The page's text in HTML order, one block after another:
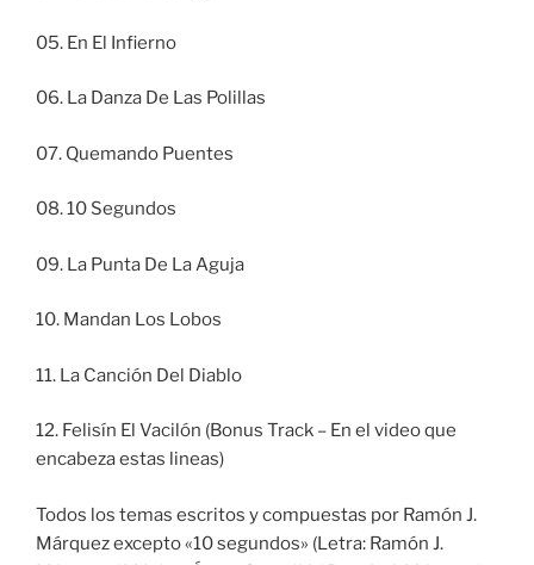
05. En El Infierno
06. La Danza De Las Polillas
07. Quemando Puentes
08. 10 Segundos
09. La Punta De La Aguja
10. Mandan Los Lobos
11. La Canción Del Diablo
12. Felisín El Vacilón (Bonus Track – En el video que
encabeza estas lineas)
Todos los temas escritos y compuestas por Ramón J.
Márquez excepto «10 segundos» (Letra: Ramón J.